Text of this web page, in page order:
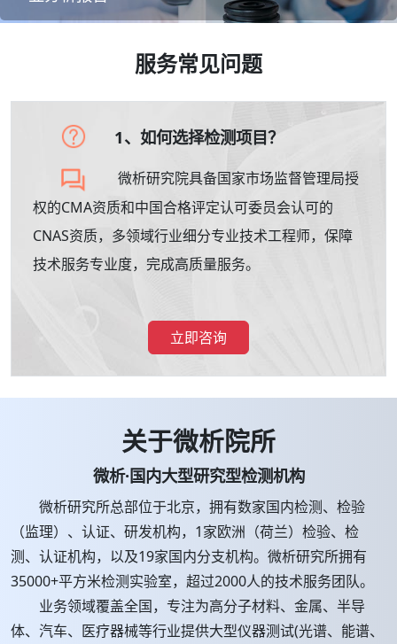
服务常见问题
1、如何选择检测项目？
微析研究院具备国家市场监督管理局授
权的CMA资质和中国合格评定认可委员会认可的
CNAS资质，多领域行业细分专业技术工程师，保障
技术服务专业度，完成高质量服务。
立即咨询
关于微析院所
微析·国内大型研究型检测机构
微析研究所总部位于北京，拥有数家国内检测、检验
（监理）、认证、研发机构，1家欧洲（荷兰）检验、检
测、认证机构，以及19家国内分支机构。微析研究所拥有
35000+平方米检测实验室，超过2000人的技术服务团队。
业务领域覆盖全国，专注为高分子材料、金属、半导
体、汽车、医疗器械等行业提供大型仪器测试(光谱、能谱、